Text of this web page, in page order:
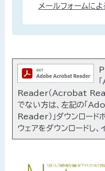
メールフォームに
Reader（Acrobat
でない方は、左記の「
Reader）」ダウンロード
ウェアをダウンロードし、